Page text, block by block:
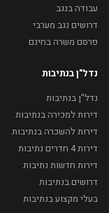
עבודה בנגב
דרושים נגב מערבי
פרסם משרה בחינם
נדל"ן בנתיבות
נדל"ן בנתיבות
דירות למכירה בנתיבות
דירות להשכרה בנתיבות
דירות 4 חדרים נתיבות
דירות חדשות נתיבות
דרושים בנתיבות
בעלי מקצוע בנתיבות